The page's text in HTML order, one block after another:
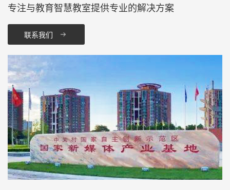
专注与教育智慧教室提供专业的解决方案
联系我们